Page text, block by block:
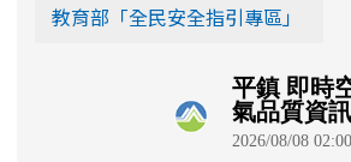
教育部「全民安全指引專區」